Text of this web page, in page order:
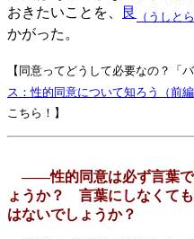
おきたいことを、
艮 （うしとら
かがった。
【同意ってどうして必要なの？「
ス：性的同意について知ろう（前
こちら！】
――性的同意は必ず言葉で
ょうか？ 言葉にしなくて
はないでしょうか？